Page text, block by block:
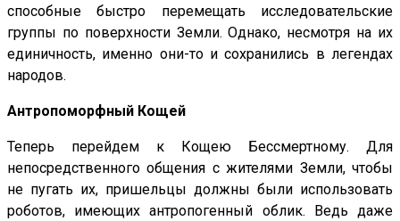
способные быстро перемещать исследовательские
группы по поверхности Земли. Однако, несмотря на их
единичность, именно они-то и сохранились в легендах
народов.
Антропоморфный Кощей
Теперь перейдем к Кощею Бессмертному. Для
непосредственного общения с жителями Земли, чтобы
не пугать их, пришельцы должны были использовать
роботов, имеющих антропогенный облик. Ведь даже